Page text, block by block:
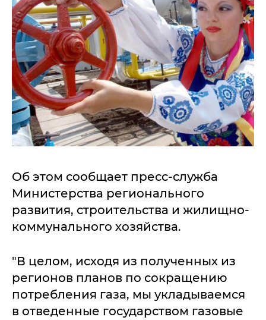
Об этом сообщает пресс-служба
Министерства регионального
развития, строительства и жилищно-
коммунального хозяйства.
"В целом, исходя из полученных из
регионов планов по сокращению
потребления газа, мы укладываемся
в отведенные государством газовые